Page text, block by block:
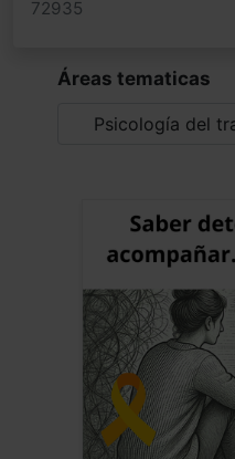
72935
Áreas tematicas